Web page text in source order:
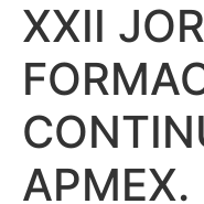
XXII
APMEX.